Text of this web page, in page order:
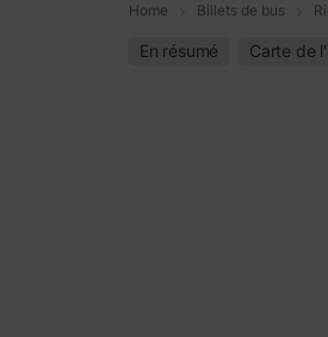
Home Billets de bus
En résumé Carte de